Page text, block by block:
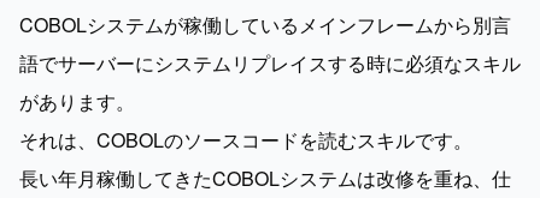
COBOLシステムが稼働しているメインフレームから別言
語でサーバーにシステムリプレイスする時に必須なスキル
があります。
それは、COBOLのソースコードを読むスキルです。
長い年月稼働してきたCOBOLシステムは改修を重ね、仕